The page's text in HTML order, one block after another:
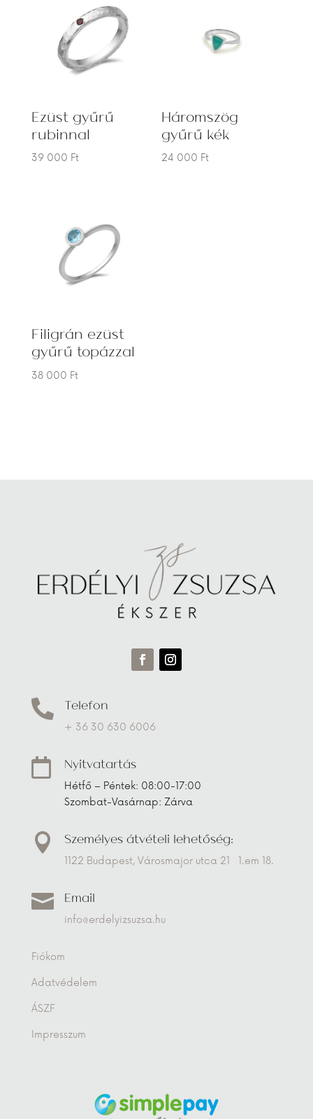
Ezüst gyűrű
rubinnal
39 000 Ft
Háromszög
gyűrű kék
24 000 Ft
Filigrán ezüst
gyűrű topázzal
38 000 Ft
 Telefon
+ 36 30 630 6006
 Nyitvatartás
Hétfő – Péntek: 08:00-17:00
Szombat-Vasárnap: Zárva
 Személyes átvételi lehetőség:
1122 Budapest, Városmajor utca 21 1.em 18.
 Email
info@erdelyizsuzsa.hu
Fiókom
Adatvédelem
ÁSZF
Impresszum